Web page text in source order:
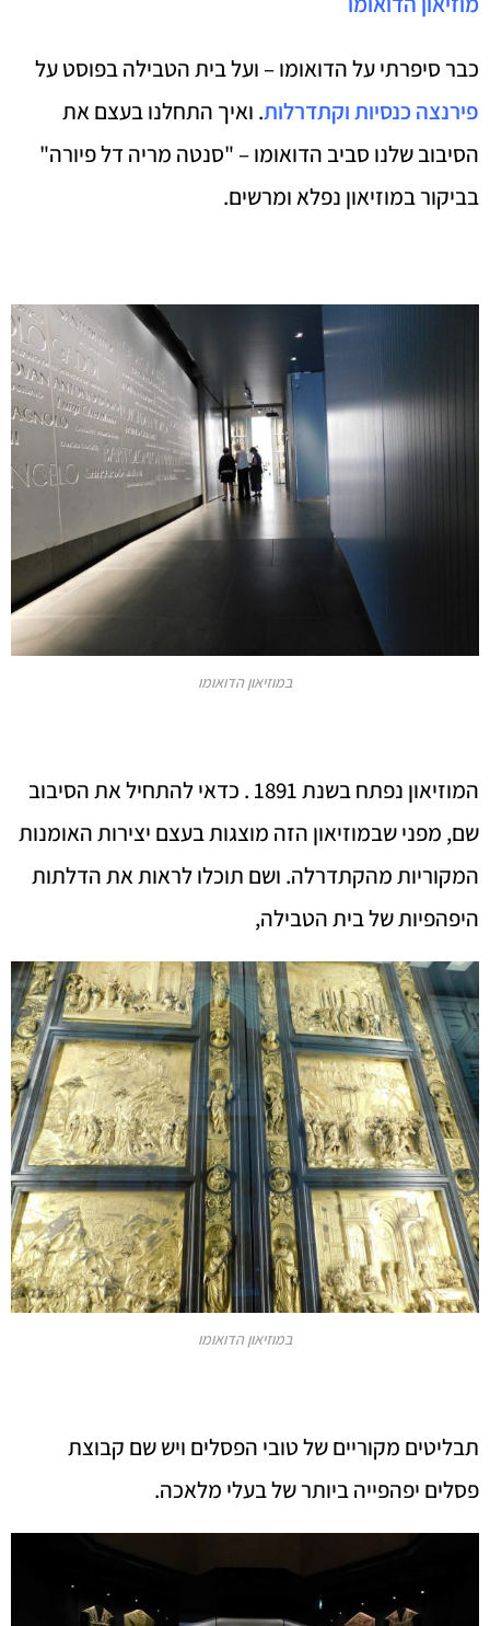
כבר סיפרתי על הדואומו – ועל בית הטבילה בפוסט על
פירנצה כנסיות וקתדרלות. ואיך התחלנו בעצם את
הסיבוב שלנו סביב הדואומו – "סנטה מריה דל פיורה"
בביקור במוזיאון נפלא ומרשים.
במוזיאון הדואומו
המוזיאון נפתח בשנת 1891 . כדאי להתחיל את הסיבוב
שם, מפני שבמוזיאון הזה מוצגות בעצם יצירות האומנות
המקוריות מהקתדרלה. ושם תוכלו לראות את הדלתות
היפהפיות של בית הטבילה,
במוזיאון הדואומו
תבליטים מקוריים של טובי הפסלים ויש שם קבוצת
פסלים יפהפייה ביותר של בעלי מלאכה.